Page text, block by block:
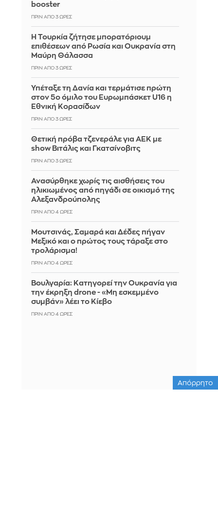
booster
ΠΡΙΝ ΑΠΌ 3 ΏΡΕΣ
Η Τουρκία ζήτησε μπορατόριουμ
επιθέσεων από Ρωσία και Ουκρανία στη
Μαύρη Θάλασσα
ΠΡΙΝ ΑΠΌ 3 ΏΡΕΣ
Υπέταξε τη Δανία και τερμάτισε πρώτη
στον 5ο όμιλο του Ευρωμπάσκετ U16 η
Εθνική Κορασίδων
ΠΡΙΝ ΑΠΌ 3 ΏΡΕΣ
Θετική πρόβα τζενεράλε για ΑΕΚ με
show Βιτάλις και Γκατσίνοβιτς
ΠΡΙΝ ΑΠΌ 3 ΏΡΕΣ
Ανασύρθηκε χωρίς τις αισθήσεις του
ηλικιωμένος από πηγάδι σε οικισμό της
Αλεξανδρούπολης
ΠΡΙΝ ΑΠΌ 4 ΏΡΕΣ
Μουτσινάς, Σαμαρά και Δέδες πήγαν
Μεξικό και ο πρώτος τους τάραξε στο
τρολάρισμα!
ΠΡΙΝ ΑΠΌ 4 ΏΡΕΣ
Βουλγαρία: Κατηγορεί την Ουκρανία για
την έκρηξη drone - «Μη εσκεμμένο
συμβάν» λέει το Κίεβο
ΠΡΙΝ ΑΠΌ 4 ΏΡΕΣ
Απόρρητο